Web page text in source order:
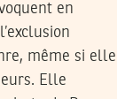
en
même si elle
Elle